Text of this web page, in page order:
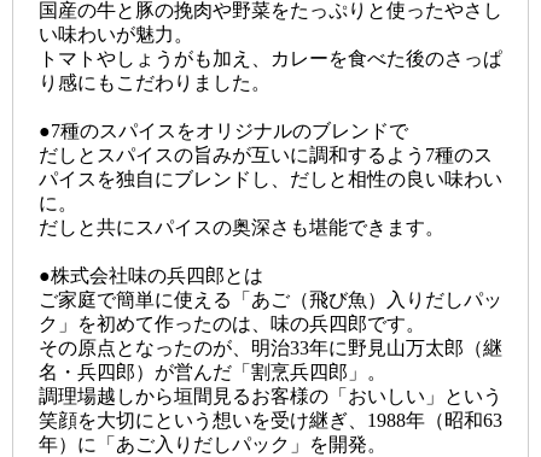
国産の牛と豚の挽肉や野菜をたっぷりと使ったやさし
い味わいが魅力。
トマトやしょうがも加え、カレーを食べた後のさっぱ
り感にもこだわりました。
●7種のスパイスをオリジナルのブレンドで
だしとスパイスの旨みが互いに調和するよう7種のス
パイスを独自にブレンドし、だしと相性の良い味わい
に。
だしと共にスパイスの奥深さも堪能できます。
●株式会社味の兵四郎とは
ご家庭で簡単に使える「あご（飛び魚）入りだしパッ
ク」を初めて作ったのは、味の兵四郎です。
その原点となったのが、明治33年に野見山万太郎（継
名・兵四郎）が営んだ「割烹兵四郎」。
調理場越しから垣間見るお客様の「おいしい」という
笑顔を大切にという想いを受け継ぎ、1988年（昭和63
年）に「あご入りだしパック」を開発。